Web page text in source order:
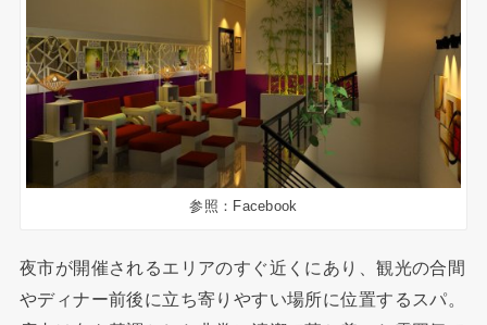
参照：Facebook
夜市が開催されるエリアのすぐ近くにあり、観光の合間
やディナー前後に立ち寄りやすい場所に位置するスパ。